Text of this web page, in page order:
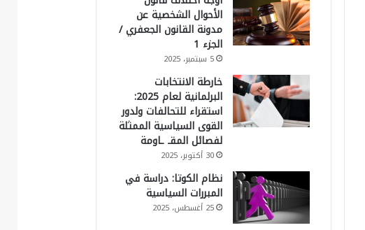
الأحوال الشخصية عن
مدونة القانون الجعفري /
الجزء 1
5 سبتمبر، 2025
خارطة الانتخابات
البرلمانية لعام 2025:
استقراء للتحالفات ولدور
القوى السياسية الممثلة
لفصائل المقـ ـاومة
30 أكتوبر، 2025
نظام الكوتا: دراسة في
المبررات السياسية
25 أغسطس، 2025